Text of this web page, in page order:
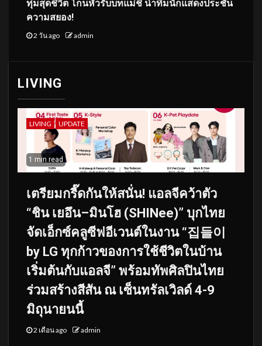
ทุ่มสุดชีวิต โกนหัวรับบทแม่ชี นำทีมนักแสดงประชัน
ความสยอง!
2 วัน ago admin
LIVING
LIVING UPDATE
1 min read
เตรียมกรี๊ดกันให้สนั่น! แอลจีคว้าตัว
“ชิน เยอึน–มินโฮ (SHINee)” บุกไทย
จัดเอ็กซ์คลูซีฟอีเวนต์ในงาน “집들이
by LG ทุกก้าวของการใช้ชีวิตในบ้าน
เริ่มต้นกับแอลจี” พร้อมทัพศิลปินไทย
ร่วมสร้างสีสัน ณ เซ็นทรัลเวิลด์ 4-9
มิถุนายนนี้
2 เดือน ago admin